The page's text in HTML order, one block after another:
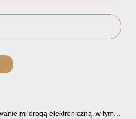
mi drogą elektroniczną, w tym